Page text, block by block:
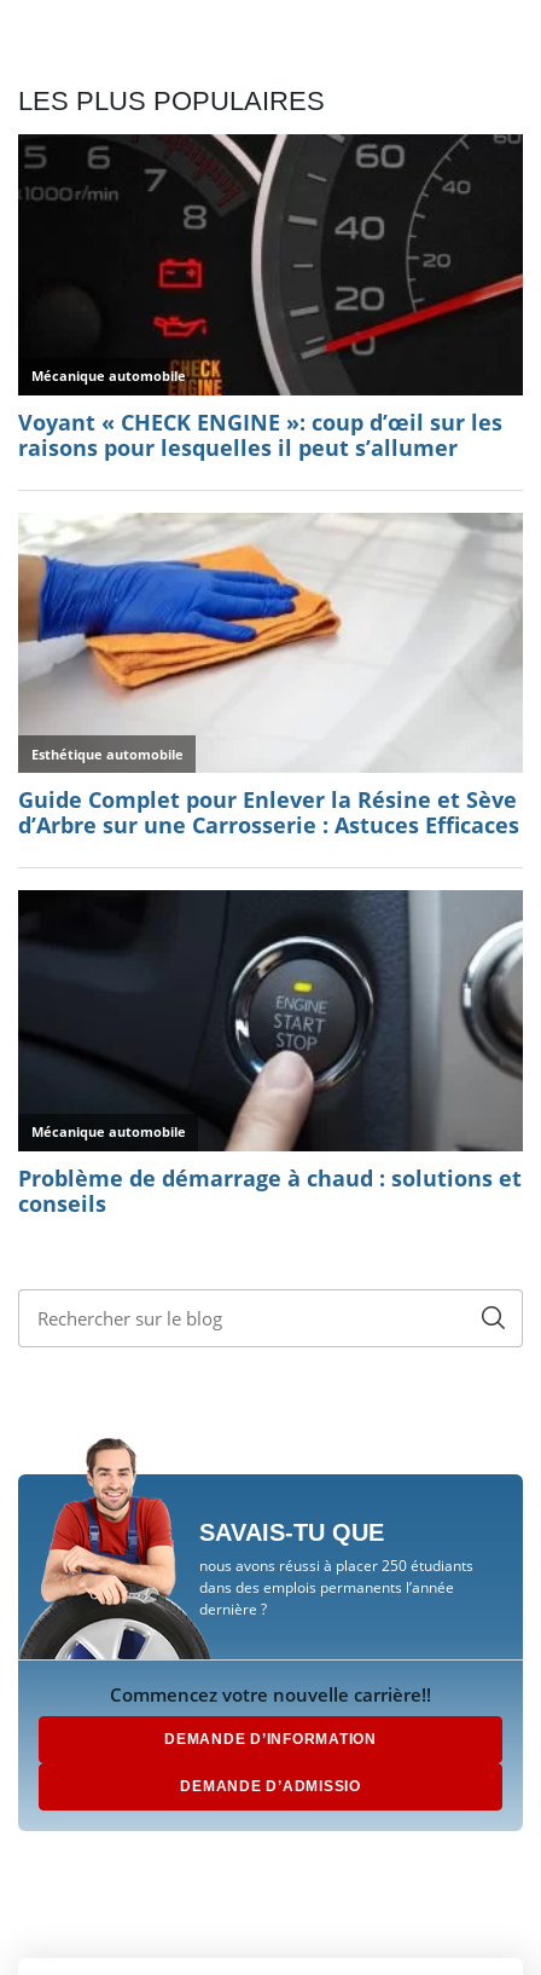
SAVAIS-TU QUE
nous avons réussi à placer 250 étudiants
dans des emplois permanents l’année
dernière ?
Commencez votre nouvelle carrière!!
DEMANDE D’INFORMATION
DEMANDE D’ADMISSIO
LES PLUS POPULAIRES